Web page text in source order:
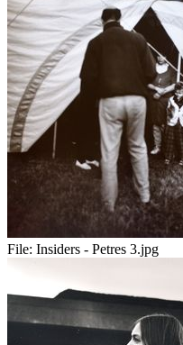
File: Insiders - Petres 3.jpg